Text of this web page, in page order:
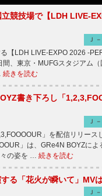
競技場で【LDH LIVE-
Ｊ
【LDH LIVE-EXPO 2026 -
、東京・MUFGスタジアム（
続きを読む
書き下ろし「
Ｊ
」を配信リリース
」は、GRe4N BOYZによ
の姿を … 続きを読む
る「花火が瞬いて」MV
Ｊ